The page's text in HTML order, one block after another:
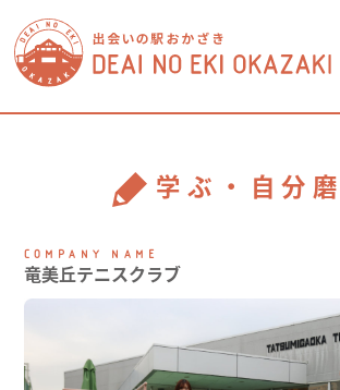
食べる
暮らし
医
学ぶ・自分
COMPANY NAME
竜美丘テニスクラブ